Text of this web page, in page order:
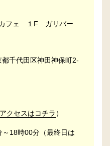
カフェ １F ガリバー
千代田区神田神保町2-
クセスはコチラ ）
～18時00分（最終日は